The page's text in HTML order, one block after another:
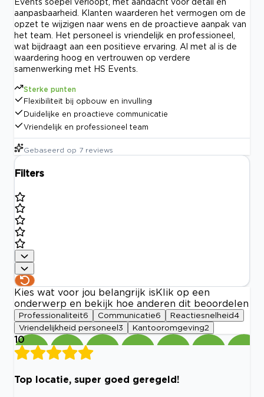
aanpasbaarheid. Klanten waarderen het vermogen om de
opzet te wijzigen naar wens en de proactieve aanpak van
het team. Het personeel is vriendelijk en professioneel,
wat bijdraagt aan een positieve ervaring. Al met al is de
waardering hoog en vertrouwen op verdere
samenwerking met HS Events.
Sterke punten
Flexibiliteit bij opbouw en invulling
Duidelijke en proactieve communicatie
Vriendelijk en professioneel team
Gebaseerd op 7 reviews
Filters
Kies wat voor jou belangrijk is Klik op een
onderwerp en bekijk hoe anderen dit beoordelen
Professionaliteit6 Communicatie6 Reactiesnelheid4
Vriendelijkheid personeel 3 Kantooromgeving2
10
Top locatie, super goed geregeld!